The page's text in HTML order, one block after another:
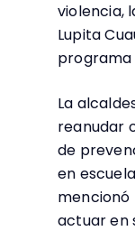
violencia,
Lupita
programa
La
reanudar
de
en
actuar en